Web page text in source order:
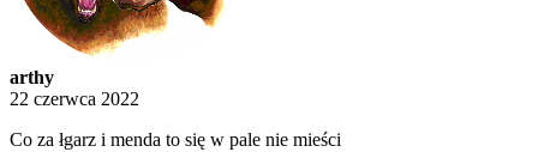
arthy
22 czerwca 2022
Co za łgarz i menda to się w pale nie mieści